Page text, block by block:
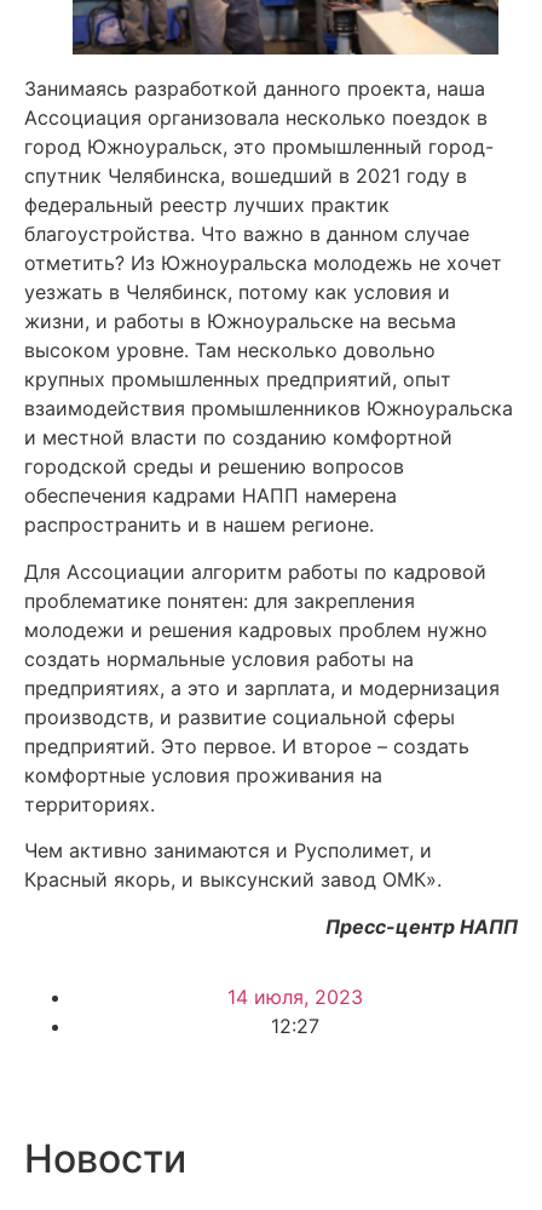
Занимаясь разработкой данного проекта, наша
Ассоциация организовала несколько поездок в
город Южноуральск, это промышленный город-
спутник Челябинска, вошедший в 2021 году в
федеральный реестр лучших практик
благоустройства. Что важно в данном случае
отметить? Из Южноуральска молодежь не хочет
уезжать в Челябинск, потому как условия и
жизни, и работы в Южноуральске на весьма
высоком уровне. Там несколько довольно
крупных промышленных предприятий, опыт
взаимодействия промышленников Южноуральска
и местной власти по созданию комфортной
городской среды и решению вопросов
обеспечения кадрами НАПП намерена
распространить и в нашем регионе.
Для Ассоциации алгоритм работы по кадровой
проблематике понятен: для закрепления
молодежи и решения кадровых проблем нужно
создать нормальные условия работы на
предприятиях, а это и зарплата, и модернизация
производств, и развитие социальной сферы
предприятий. Это первое. И второе – создать
комфортные условия проживания на
территориях.
Чем активно занимаются и Русполимет, и
Красный якорь, и выксунский завод ОМК».
Пресс-центр НАПП
14 июля, 2023
12:27
Новости